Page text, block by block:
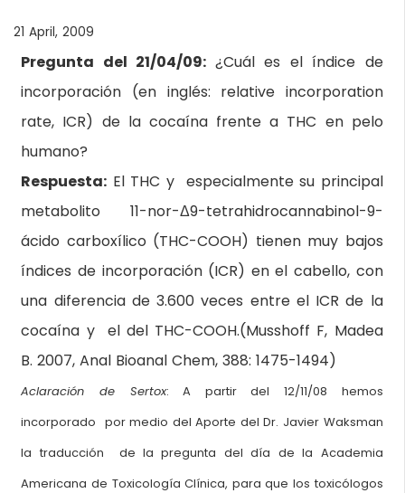
21 April, 2009
Pregunta del 21/04/09: ¿Cuál es el índice de
incorporación (en inglés: relative incorporation
rate, ICR) de la cocaína frente a THC en pelo
humano?
Respuesta: El THC y especialmente su principal
metabolito 11-nor-Δ9-tetrahidrocannabinol-9-
ácido carboxílico (THC-COOH) tienen muy bajos
índices de incorporación (ICR) en el cabello, con
una diferencia de 3.600 veces entre el ICR de la
cocaína y el del THC-COOH.(Musshoff F, Madea
B. 2007, Anal Bioanal Chem, 388: 1475-1494)
Aclaración de Sertox: A partir del 12/11/08 hemos
incorporado por medio del Aporte del Dr. Javier Waksman
la traducción de la pregunta del día de la Academia
Americana de Toxicología Clínica, para que los toxicólogos